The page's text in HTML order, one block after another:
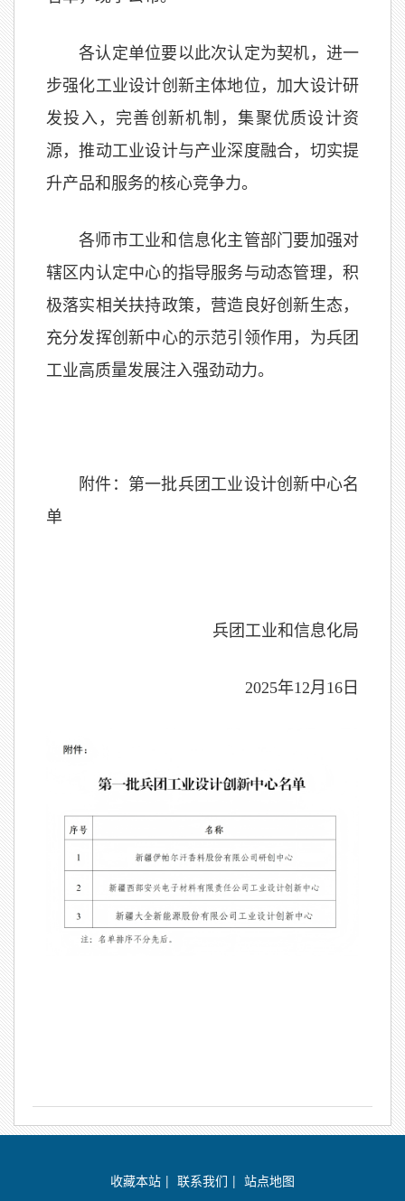
各认定单位要以此次认定为契机，进一
步强化工业设计创新主体地位，加大设计研
发投入，完善创新机制，集聚优质设计资
源，推动工业设计与产业深度融合，切实提
升产品和服务的核心竞争力。
各师市工业和信息化主管部门要加强对
辖区内认定中心的指导服务与动态管理，积
极落实相关扶持政策，营造良好创新生态，
充分发挥创新中心的示范引领作用，为兵团
工业高质量发展注入强劲动力。
附件：第一批兵团工业设计创新中心名
单
兵团工业和信息化局
2025年12月16日
收藏本站 | 联系我们 | 站点地图